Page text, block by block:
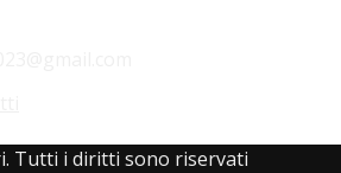
Tutti i diritti sono riservati